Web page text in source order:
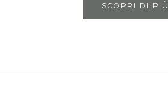
SCOPRI DI PIÙ